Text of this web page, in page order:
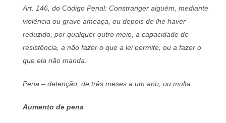
Art. 146, do Código Penal: Constranger alguém, mediante
violência ou grave ameaça, ou depois de lhe haver
reduzido, por qualquer outro meio, a capacidade de
resistência, a não fazer o que a lei permite, ou a fazer o
que ela não manda:
Pena – detenção, de três meses a um ano, ou multa.
Aumento de pena